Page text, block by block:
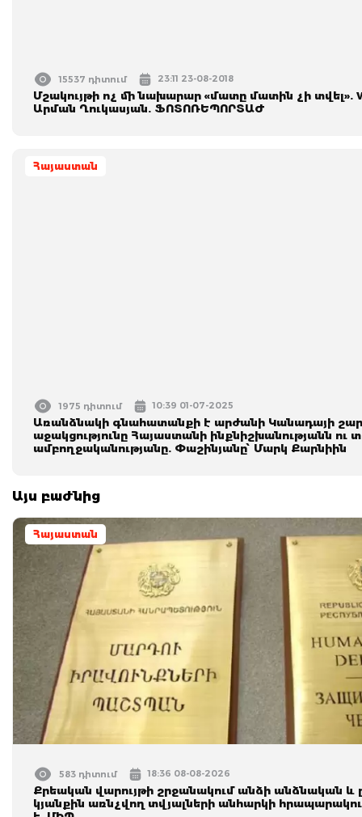
15537 դիտում 23:11 23-08-2018
Մշակույթի ոչ մի նախարար «մատը մատին չի տվել».
Արման Ղուկասյան. ՖՈՏՈՌԵՊՈՐՏԱԺ
Հայաստան
1975 դիտում 10:39 01-07-2025
Առանձնակի գնահատանքի է արժանի Կանադայի
աջակցու­թյունը Հայաստանի ինքնիշխանությանն ու
ամբողջականությանը. Փաշինյանը՝ Մարկ Քարնիին
Այս բաժնից
Հայաստան
583 դիտում 18:36 08-08-2026
Քրեական վարույթի շրջանակում անձի անձնական և
կյանքին առնչվող տվյալների անհարկի